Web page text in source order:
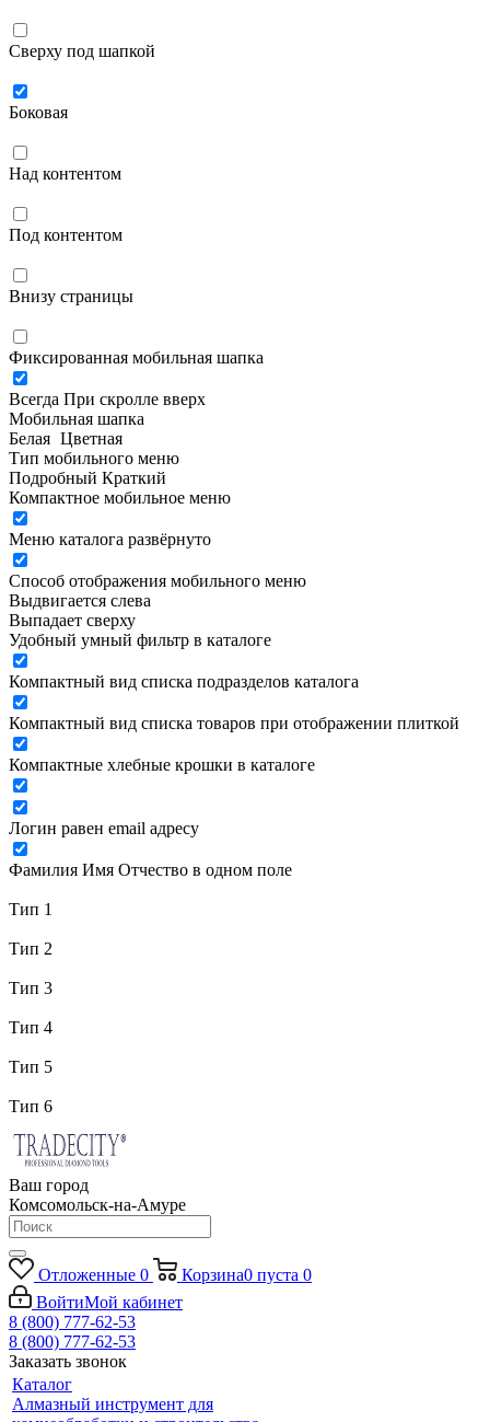
Сверху под шапкой
Боковая
Над контентом
Под контентом
Внизу страницы
Фиксированная мобильная шапка
Всегда При скролле вверх
Мобильная шапка
Белая Цветная
Тип мобильного меню
Подробный Краткий
Компактное мобильное меню
Меню каталога развёрнуто
Способ отображения мобильного меню
Выдвигается слева
Выпадает сверху
Удобный умный фильтр в каталоге
Компактный вид списка подразделов каталога
Компактный вид списка товаров при отображении плиткой
Компактные хлебные крошки в каталоге
Логин равен email адресу
Фамилия Имя Отчество в одном поле
Тип 1
Тип 2
Тип 3
Тип 4
Тип 5
Тип 6
Ваш город
Комсомольск-на-Амуре
Отложенные 0 Корзина0 пуста 0
ВойтиМой кабинет
8 (800) 777-62-53
8 (800) 777-62-53
Заказать звонок
Каталог
Алмазный инструмент для